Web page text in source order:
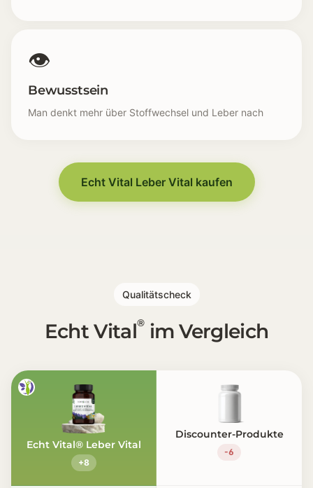
👁
Bewusstsein
Man denkt mehr über Stoffwechsel und Leber nach
Schwere Gefühle [🧠] Nach dem Essen fühlt man
Routinebruch [📅] Regelmäßigkeit geht im Alltag
Ernährung [🥗] Fett- und zuckerreiche Mahlzeiten
Echt Vital Leber Vital kaufen
Qualitätscheck
Echt Vital®im Vergleich
Echt Vital® Leber Vital
+8
Discounter-Produkte
-6